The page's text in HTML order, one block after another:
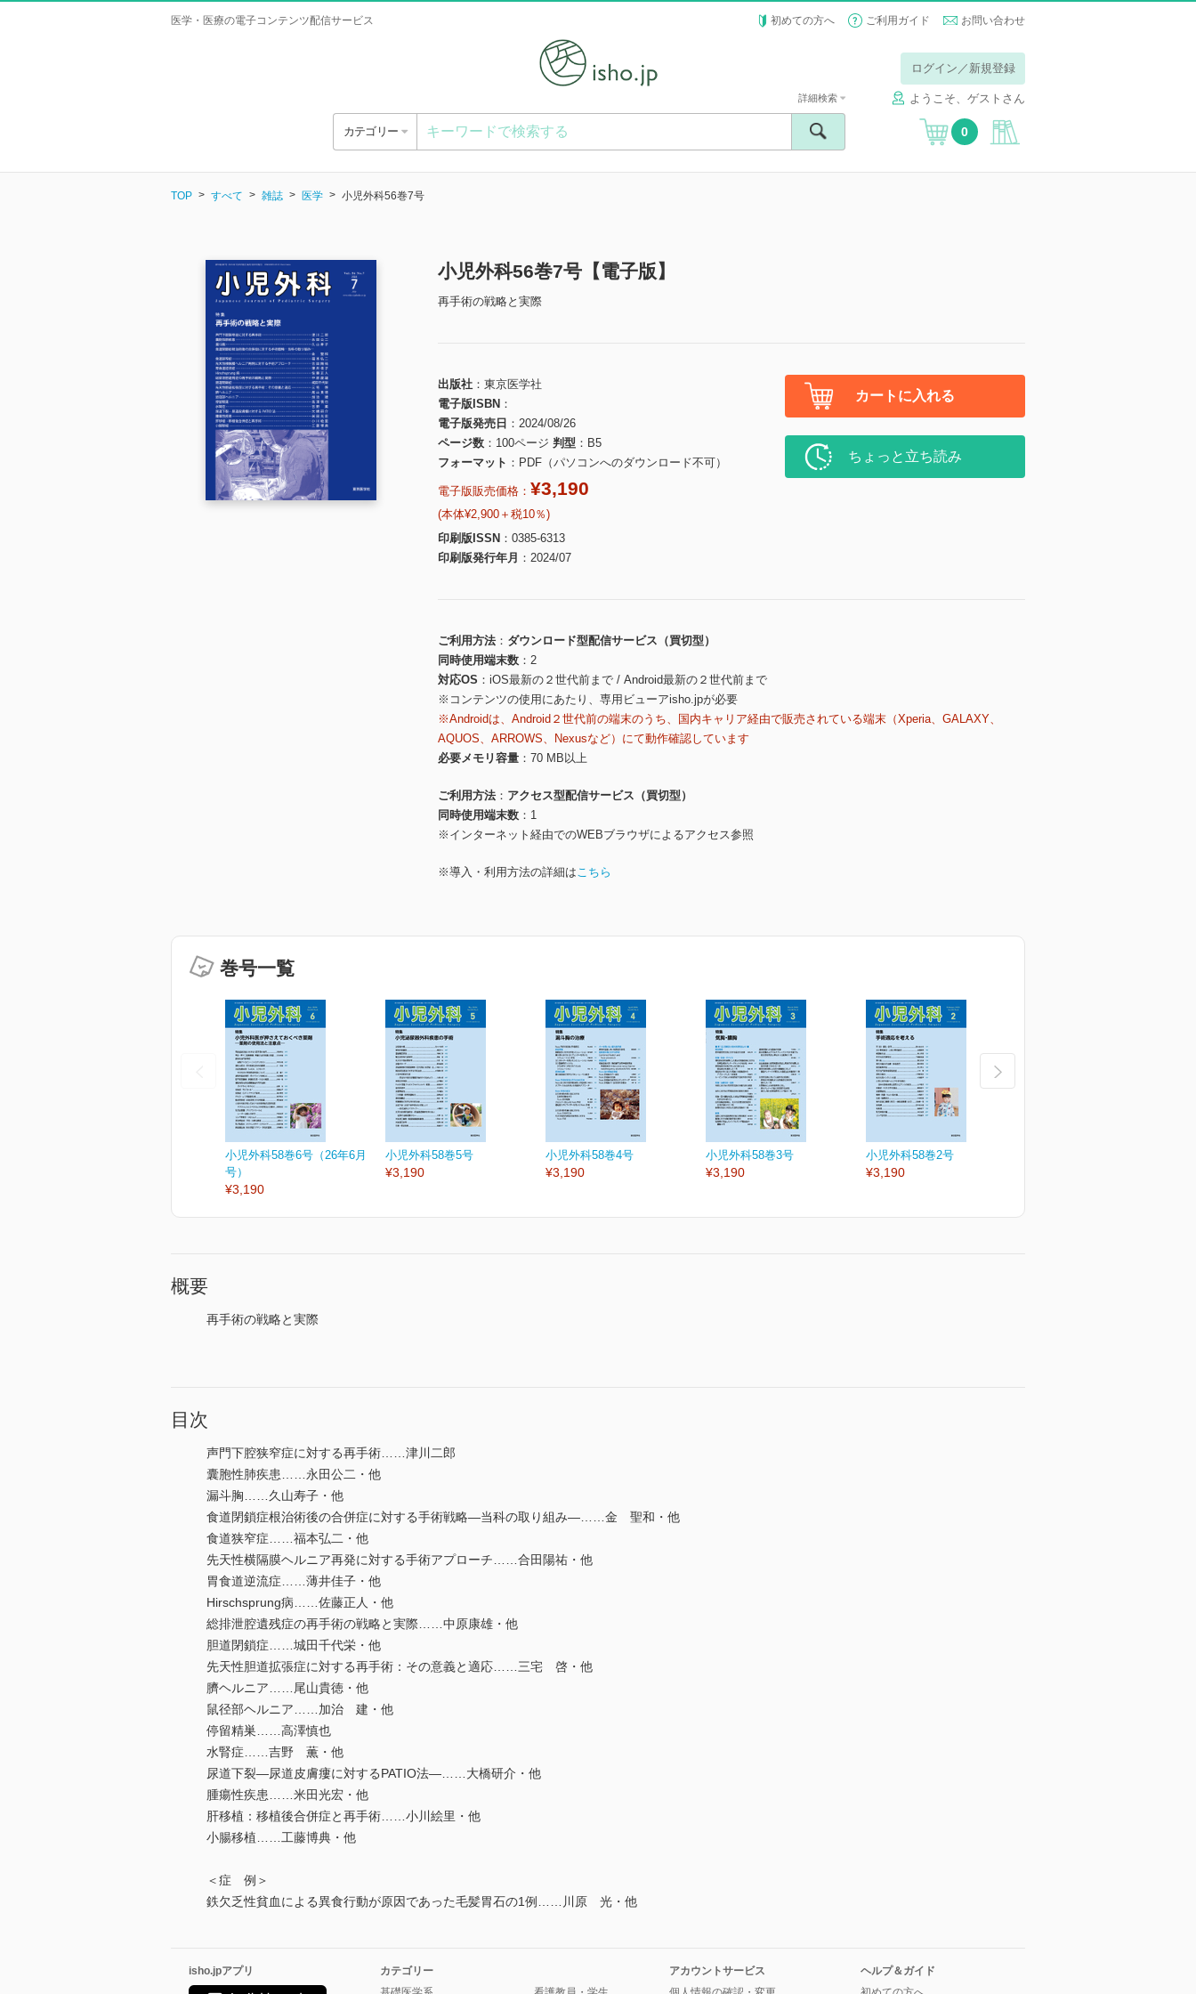
医学・医療の電子コンテンツ配信サービス 初めての方へ ご利用ガイド お問い合わせ
ログイン／新規登録
ようこそ、ゲストさん
カテゴリー
詳細検索
0
TOP すべて 雑誌 医学 小児外科56巻7号
小児外科56巻7号【電子版】
再手術の戦略と実際
出版社
東京医学社
電子版ISBN
電子版発売日
2024/08/26
ページ数
100ページ 判型
B5
フォーマット
PDF（パソコンへのダウンロード不可）
電子版販売価格： ¥3,190
(本体¥2,900＋税10％)
印刷版ISSN
0385-6313
印刷版発行年月
2024/07
カートに入れる
ちょっと立ち読み
ご利用方法
ダウンロード型配信サービス（買切型）
同時使用端末数
2
対応OS
iOS最新の２世代前まで / Android最新の２世代前まで
※コンテンツの使用にあたり、専用ビューアisho.jpが必要
※Androidは、Android２世代前の端末のうち、国内キャリア経由で販売されている端末（Xperia、GALAXY、
AQUOS、ARROWS、Nexusなど）にて動作確認しています
必要メモリ容量
70 MB以上
ご利用方法
アクセス型配信サービス（買切型）
同時使用端末数
1
※インターネット経由でのWEBブラウザによるアクセス参照
※導入・利用方法の詳細はこちら
巻号一覧
小児外科58巻6号（26年6月
号）
¥3,190
小児外科58巻5号
¥3,190
小児外科58巻4号
¥3,190
小児外科58巻3号
¥3,190
小児外科58巻2号
¥3,190
概要
再手術の戦略と実際
目次
声門下腔狭窄症に対する再手術……津川二郎
囊胞性肺疾患……永田公二・他
漏斗胸……久山寿子・他
食道閉鎖症根治術後の合併症に対する手術戦略―当科の取り組み―……金 聖和・他
食道狭窄症……福本弘二・他
先天性横隔膜ヘルニア再発に対する手術アプローチ……合田陽祐・他
胃食道逆流症……薄井佳子・他
Hirschsprung病……佐藤正人・他
総排泄腔遺残症の再手術の戦略と実際……中原康雄・他
胆道閉鎖症……城田千代栄・他
先天性胆道拡張症に対する再手術：その意義と適応……三宅 啓・他
臍ヘルニア……尾山貴徳・他
鼠径部ヘルニア……加治 建・他
停留精巣……高澤慎也
水腎症……吉野 薫・他
尿道下裂―尿道皮膚瘻に対するPATIO法―……大橋研介・他
腫瘍性疾患……米田光宏・他
肝移植：移植後合併症と再手術……小川絵里・他
小腸移植……工藤博典・他
＜症 例＞
鉄欠乏性貧血による異食行動が原因であった毛髪胃石の1例……川原 光・他
isho.jpアプリ
カテゴリー
アカウントサービス
ヘルプ＆ガイド